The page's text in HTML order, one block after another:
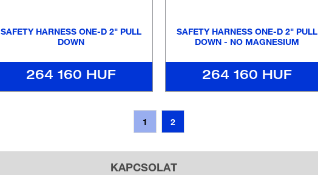
SAFETY HARNESS ONE-D 2" PULL
DOWN
264 160 HUF
SAFETY HARNESS ONE-D 2" PULL
DOWN - NO MAGNESIUM
264 160 HUF
1 2
KAPCSOLAT